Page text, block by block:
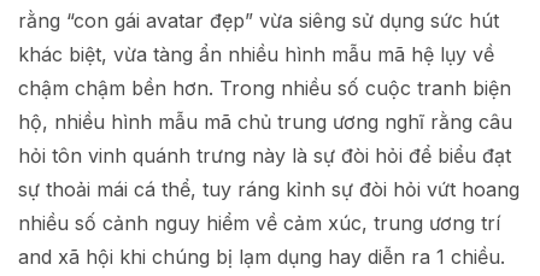
rằng “con gái avatar đẹp” vừa siêng sử dụng sức hút
khác biệt, vừa tàng ẩn nhiều hình mẫu mã hệ lụy về
chậm chậm bền hơn. Trong nhiều số cuộc tranh biện
hộ, nhiều hình mẫu mã chủ trung ương nghĩ rằng câu
hỏi tôn vinh quánh trưng này là sự đòi hỏi để biểu đạt
sự thoải mái cá thể, tuy ráng kỉnh sự đòi hỏi vứt hoang
nhiều số cảnh nguy hiểm về cảm xúc, trung ương trí
and xã hội khi chúng bị lạm dụng hay diễn ra 1 chiều.